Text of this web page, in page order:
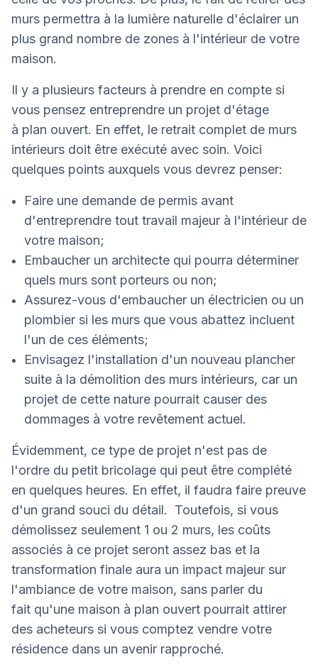
murs permettra à la lumière naturelle d'éclairer un
plus grand nombre de zones à l'intérieur de votre
maison.
Il y a plusieurs facteurs à prendre en compte si
vous pensez entreprendre un projet d'étage
à plan ouvert. En effet, le retrait complet de murs
intérieurs doit être exécuté avec soin. Voici
quelques points auxquels vous devrez penser:
Faire une demande de permis avant
d'entreprendre tout travail majeur à l'intérieur de
votre maison;
Embaucher un architecte qui pourra déterminer
quels murs sont porteurs ou non;
Assurez-vous d'embaucher un électricien ou un
plombier si les murs que vous abattez incluent
l'un de ces éléments;
Envisagez l'installation d'un nouveau plancher
suite à la démolition des murs intérieurs, car un
projet de cette nature pourrait causer des
dommages à votre revêtement actuel.
Évidemment, ce type de projet n'est pas de
l'ordre du petit bricolage qui peut être complété
en quelques heures. En effet, il faudra faire preuve
d'un grand souci du détail. Toutefois, si vous
démolissez seulement 1 ou 2 murs, les coûts
associés à ce projet seront assez bas et la
transformation finale aura un impact majeur sur
l'ambiance de votre maison, sans parler du
fait qu'une maison à plan ouvert pourrait attirer
des acheteurs si vous comptez vendre votre
résidence dans un avenir rapproché.